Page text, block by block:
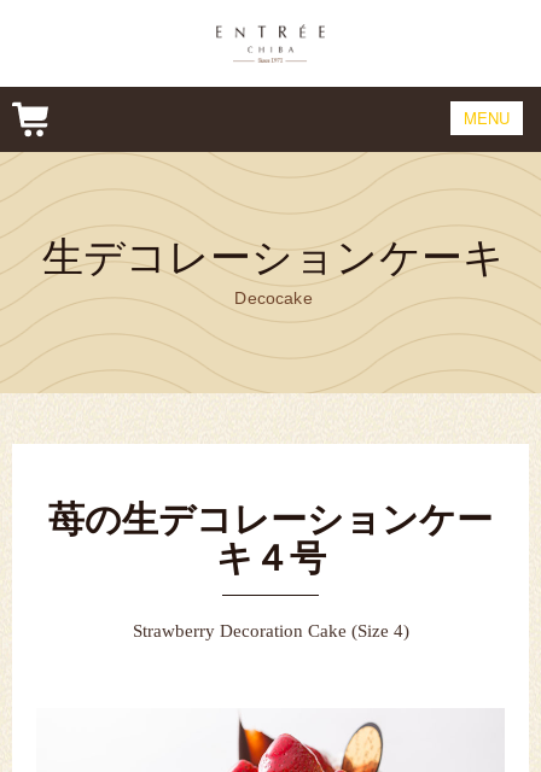
MENU
CONCEPT
PRODUCT
COMPANY&SHOP
ONLINE SHOP
CONTACT
生デコレーションケーキ
Decocake
苺の生デコレーションケー
キ４号
Strawberry Decoration Cake (Size 4)